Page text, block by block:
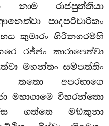
නාම රාජපුත්තියා
පාදපරිචාරිකං
කුමාරං ගිරිනගරම්හි
රජ්ජං කාරාපෙත්වා
මහන්තං සම්පත්තිං
තතො අපරභාගෙ
මහාගාමෙ විහරන්තො
ගත්තෙ මඞ්කුනා